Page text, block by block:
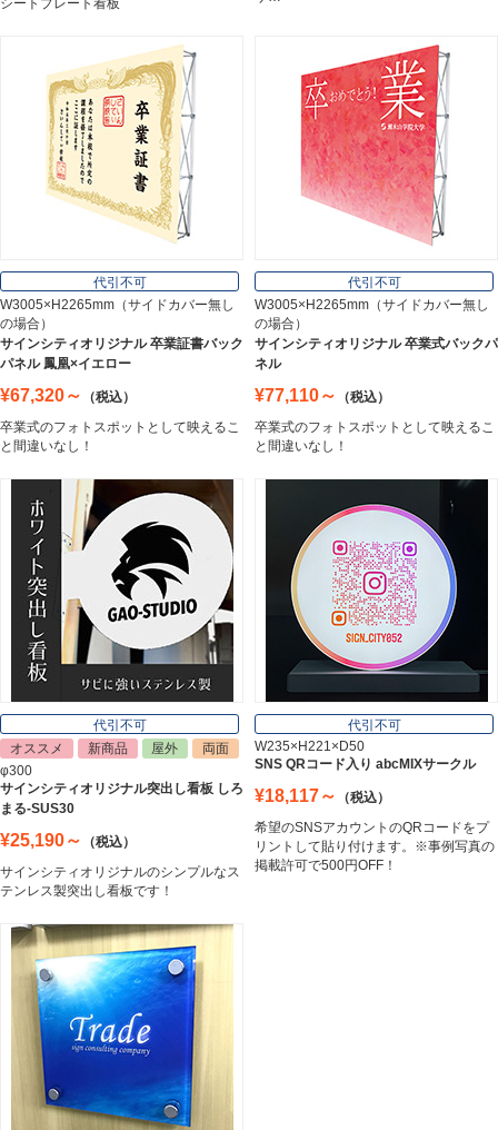
インテリア
Interior
オフィス用品
Office Supplies
ステンレス切文字
Stainless Sign
エッチングプレート
郵便ポスト
Post
Nameplate
代引不可
W3005×H2265mm（サイドカバー無し
の場合）
サインシティオリジナル 卒業証書バック
パネル 鳳凰×イエロー
¥67,320～
（税込）
卒業式のフォトスポットとして映えるこ
と間違いなし！
代引不可
W3005×H2265mm（サイドカバー無し
の場合）
サインシティオリジナル 卒業式バックパ
ネル
¥77,110～
（税込）
卒業式のフォトスポットとして映えるこ
と間違いなし！
代引不可
オススメ
新商品 屋外
両面
φ300
サインシティオリジナル突出し看板 しろ
まる-SUS30
¥25,190～
（税込）
サインシティオリジナルのシンプルなス
テンレス製突出し看板です！
代引不可
W235×H221×D50
SNS QRコード入り abcMIXサークル
¥18,117～
（税込）
希望のSNSアカウントのQRコードをプ
リントして貼り付けます。※事例写真の
掲載許可で500円OFF！